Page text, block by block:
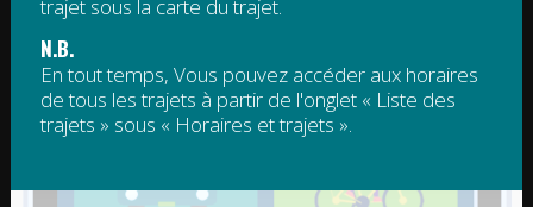
RÉGIE INTERMUNICIPALE DE TRANSPORT
GASPÉSIE – ÎLES-DE-LA-MADELEINE
© 2015 - 2026 Tous droits réservés
trajet sous la carte du trajet.
N.B.
En tout temps, Vous pouvez accéder aux horaires
de tous les trajets à partir de l'onglet « Liste des
trajets » sous « Horaires et trajets ».